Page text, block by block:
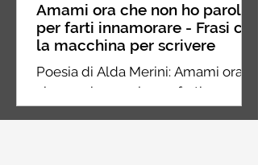
Amami ora che non ho parole
per farti innamorare - Frasi con
la macchina per scrivere
Poesia di Alda Merini: Amami ora
che non ho parole per farti